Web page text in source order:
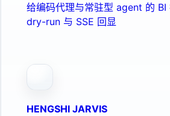
给编码代理与常驻型 agent 的 BI
dry-run 与 SSE 回显
HENGSHI JARVIS